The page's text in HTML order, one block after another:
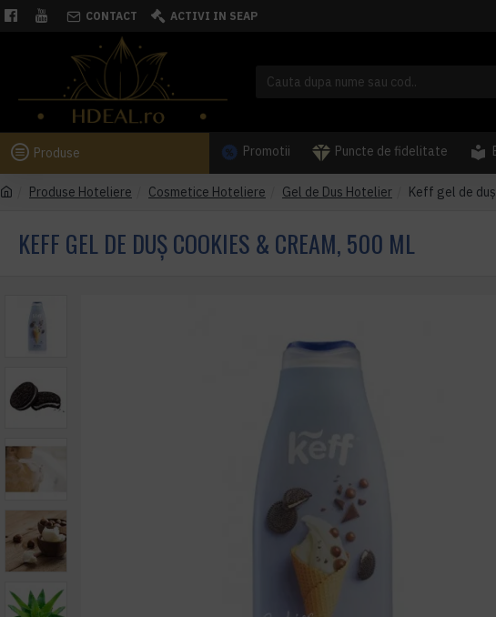
CONTACT ACTIVI IN SEAP
Produse Promotii Puncte de fidelitate
Produse Hoteliere Cosmetice Hoteliere Gel de Dus Hotelier Keff gel de
KEFF GEL DE DUȘ COOKIES & CREAM, 500 ML